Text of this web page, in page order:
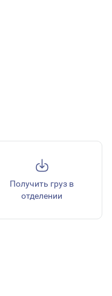
Получить груз в
отделении